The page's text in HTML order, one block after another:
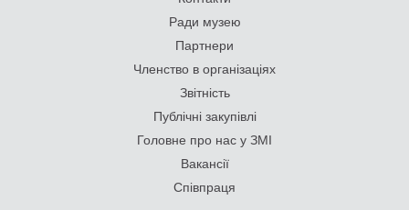
Ради музею
Партнери
Членство в організаціях
Звітність
Публічні закупівлі
Головне про нас у ЗМІ
Вакансії
Співпраця